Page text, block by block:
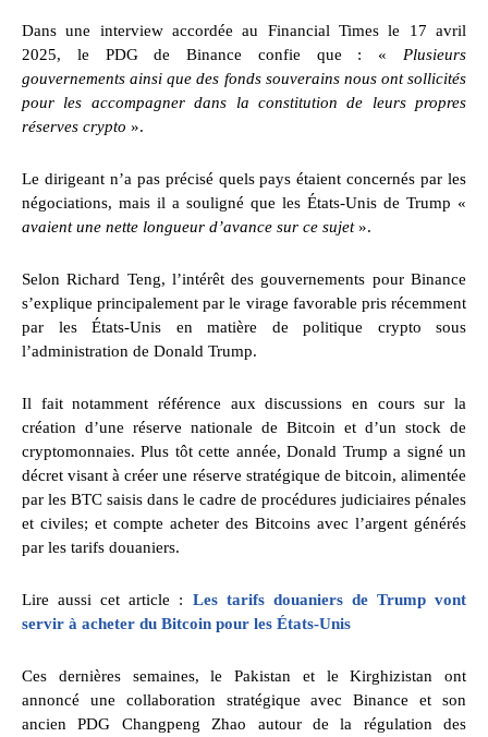
Dans une interview accordée au Financial Times le 17 avril
2025, le PDG de Binance confie que : « Plusieurs
gouvernements ainsi que des fonds souverains nous ont sollicités
pour les accompagner dans la constitution de leurs propres
réserves crypto ».
Le dirigeant n’a pas précisé quels pays étaient concernés par les
négociations, mais il a souligné que les États-Unis de Trump «
avaient une nette longueur d’avance sur ce sujet».
Selon Richard Teng, l’intérêt des gouvernements pour Binance
s’explique principalement par le virage favorable pris récemment
par les États-Unis en matière de politique crypto sous
l’administration de Donald Trump.
Il fait notamment référence aux discussions en cours sur la
création d’une réserve nationale de Bitcoin et d’un stock de
cryptomonnaies. Plus tôt cette année, Donald Trump a signé un
décret visant à créer une réserve stratégique de bitcoin, alimentée
par les BTC saisis dans le cadre de procédures judiciaires pénales
et civiles; et compte acheter des Bitcoins avec l’argent générés
par les tarifs douaniers.
Lire aussi cet article :
Les tarifs douaniers de Trump vont
servir à acheter du Bitcoin pour les États-Unis
Ces dernières semaines, le Pakistan et le Kirghizistan ont
annoncé une collaboration stratégique avec Binance et son
ancien PDG Changpeng Zhao autour de la régulation des